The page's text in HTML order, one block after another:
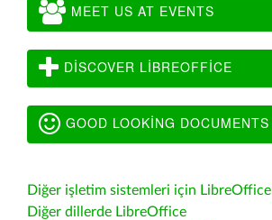
MEET US AT EVENTS
DISCOVER LIBREOFFICE
GOOD LOOKING DOCUMENTS
Diğer işletim sistemleri için LibreOffice
Diğer dillerde LibreOffice